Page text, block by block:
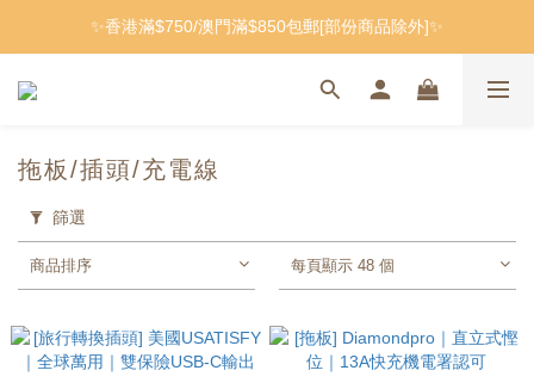
✨香港滿$750/澳門滿$850包郵[部份商品除外]✨
拖板/插頭/充電線
篩選
商品排序 每頁顯示 48 個